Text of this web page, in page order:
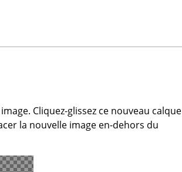
Cliquez-glissez ce nouveau calque
la nouvelle image en-dehors du